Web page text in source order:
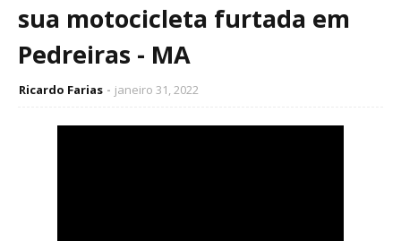
sua motocicleta furtada em
Pedreiras - MA
Ricardo Farias janeiro 31, 2022